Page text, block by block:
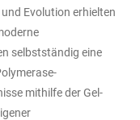
Evolution erhielten
selbstständig eine
mithilfe der Gel-